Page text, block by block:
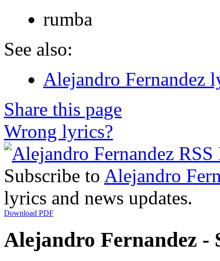
rumba
See also:
Alejandro Fernandez
Share this page
Wrong lyrics?
Subscribe to Alejandro
lyrics and news updates.
Download PDF
Alejandro Fernandez -